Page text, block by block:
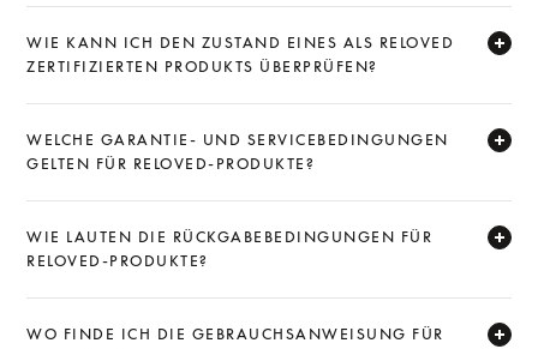
WIE KANN ICH DEN ZUSTAND EINES ALS RELOVED
ZERTIFIZIERTEN PRODUKTS ÜBERPRÜFEN?
WELCHE GARANTIE- UND SERVICEBEDINGUNGEN
GELTEN FÜR RELOVED-PRODUKTE?
WIE LAUTEN DIE RÜCKGABEBEDINGUNGEN FÜR
RELOVED-PRODUKTE?
WO FINDE ICH DIE GEBRAUCHSANWEISUNG FÜR